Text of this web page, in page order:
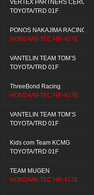
VERTEX PARTNERS
TOYOTA/TRD 01F
PONOS NAKAJIMA RACING
HONDA/M-TEC HR-417E
VANTELIN TEAM TOM’S
TOYOTA/TRD 01F
ThreeBond Racing
HONDA/M-TEC HR-417E
VANTELIN TEAM TOM’S
TOYOTA/TRD 01F
Kids com Team KCMG
TOYOTA/TRD 01F
TEAM MUGEN
HONDA/M-TEC HR-417E